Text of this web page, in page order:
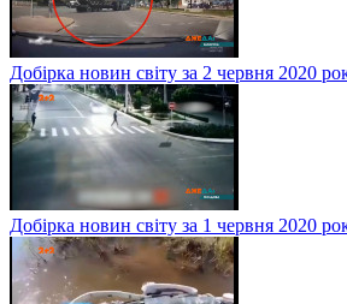
Добірка новин світу за 2 червня 2020
Добірка новин світу за 1 червня 2020